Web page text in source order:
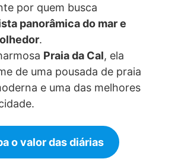
por quem busca
panorâmica do mar e
.
Praia da Cal, ela
de uma pousada de praia
e uma das melhores
o valor das diárias